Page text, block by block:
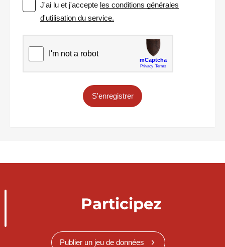
J'ai lu et j'accepte les conditions générales
d'utilisation du service.
S'enregistrer
Participez
Publier un jeu de données